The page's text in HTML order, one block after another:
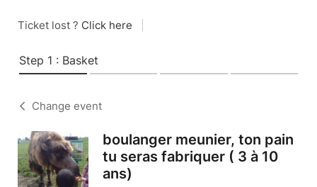
Ticket lost ? Click here
Step 1 : Basket
Change event
boulanger meunier, ton pain
tu seras fabriquer ( 3 à 10
ans)